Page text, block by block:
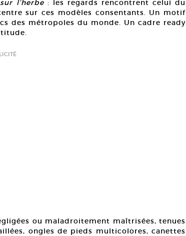
l’herbe: les regards rencontrent celui du
sur ces modèles consentants. Un motif
des métropoles du monde. Un cadre ready
ou maladroitement maîtrisées, tenues
ongles de pieds multicolores, canettes